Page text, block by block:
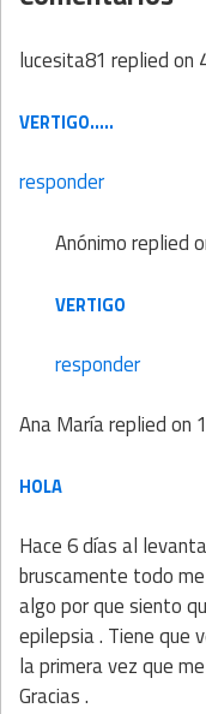
lucesita81 replied on
VERTIGO.....
responder
Anónimoreplied
VERTIGO
responder
Ana Maríareplied on
HOLA
Hace 6 días al
bruscamente todo
algo por que siento
epilepsia . Tiene que
la primera vez que
Gracias .